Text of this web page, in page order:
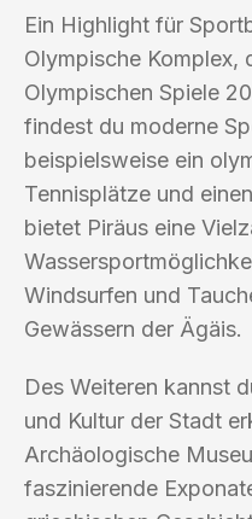
Ein Highlight für
Olympische Komplex,
Olympischen Spiele
findest du moderne
beispielsweise ein
Tennisplätze und
bietet Piräus eine
Windsurfen und
Gewässern der Ägäis.
Des Weiteren kannst
und Kultur der Stadt
Archäologische
faszinierende